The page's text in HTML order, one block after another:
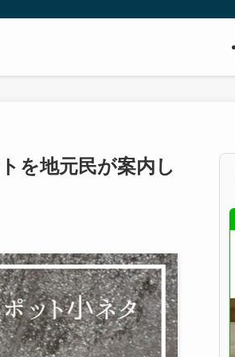
を地元民が案内し